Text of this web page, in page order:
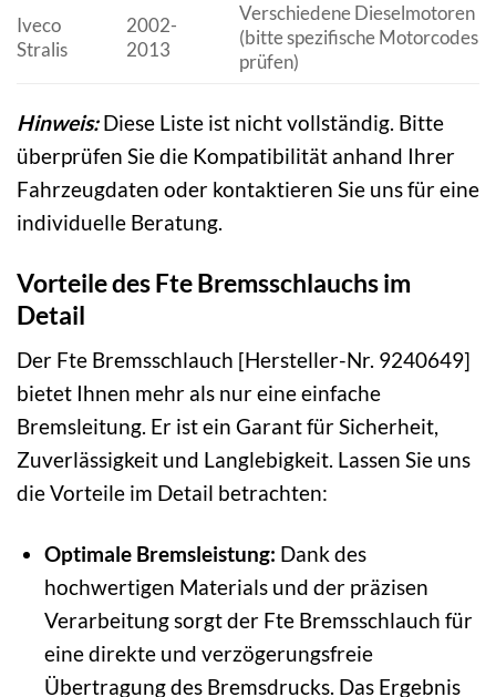
Iveco
Stralis
2002-
2013
Verschiedene Dieselmotoren
(bitte spezifische Motorcodes
prüfen)
Hinweis:Diese Liste ist nicht vollständig. Bitte
überprüfen Sie die Kompatibilität anhand Ihrer
Fahrzeugdaten oder kontaktieren Sie uns für eine
individuelle Beratung.
Vorteile des Fte Bremsschlauchs im
Detail
Der Fte Bremsschlauch [Hersteller-Nr. 9240649]
bietet Ihnen mehr als nur eine einfache
Bremsleitung. Er ist ein Garant für Sicherheit,
Zuverlässigkeit und Langlebigkeit. Lassen Sie uns
die Vorteile im Detail betrachten:
Optimale Bremsleistung: Dank des
hochwertigen Materials und der präzisen
Verarbeitung sorgt der Fte Bremsschlauch für
eine direkte und verzögerungsfreie
Übertragung des Bremsdrucks. Das Ergebnis